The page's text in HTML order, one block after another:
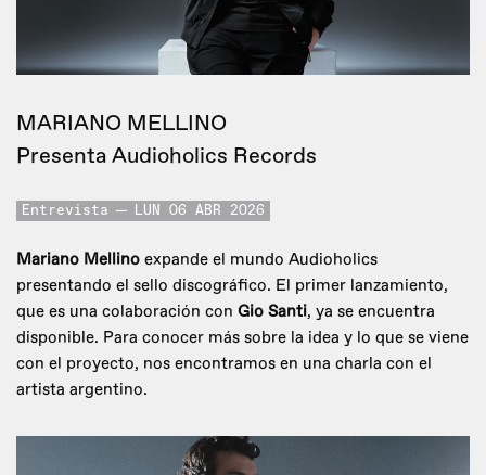
MARIANO MELLINO
Presenta Audioholics Records
Entrevista LUN 06 ABR 2026
Mariano Mellino expande el mundo Audioholics
presentando el sello discográfico. El primer lanzamiento,
que es una colaboración con Gio Santi, ya se encuentra
disponible. Para conocer más sobre la idea y lo que se viene
con el proyecto, nos encontramos en una charla con el
artista argentino.